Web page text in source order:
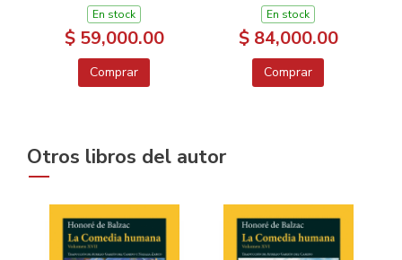
En stock
$ 59,000.00
Comprar
En stock
$ 84,000.00
Comprar
Otros libros del autor